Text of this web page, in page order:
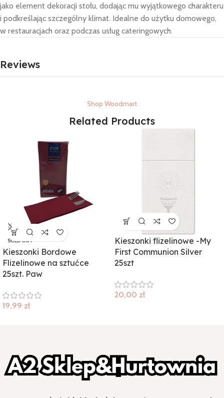
jako element dekoracji stołu, dodając mu wyjątkowego charakteru
i podkreślając szczególny klimat. Idealne do użytku domowego,
w restauracjach oraz podczas usług cateringowych.
Reviews
Shop Woodmart
Related Products
SOLD OUT
Kieszonki Bordowe
Flizelinowe na sztućce
25szt. Paw
19,99 zł
Kieszonki flizelinowe -My
First Communion Silver
25szt
20,00 zł